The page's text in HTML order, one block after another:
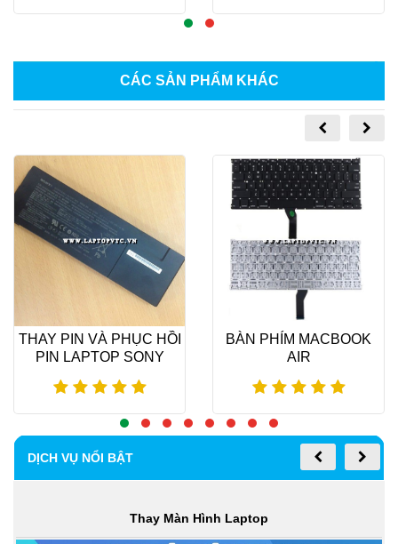
CÁC SẢN PHẨM KHÁC
THAY PIN VÀ PHỤC HỒI
PIN LAPTOP SONY
Xem thêm
BÀN PHÍM MACBOOK
AIR
Xem thêm
DỊCH VỤ NỔI BẬT
Thay Màn Hình Laptop